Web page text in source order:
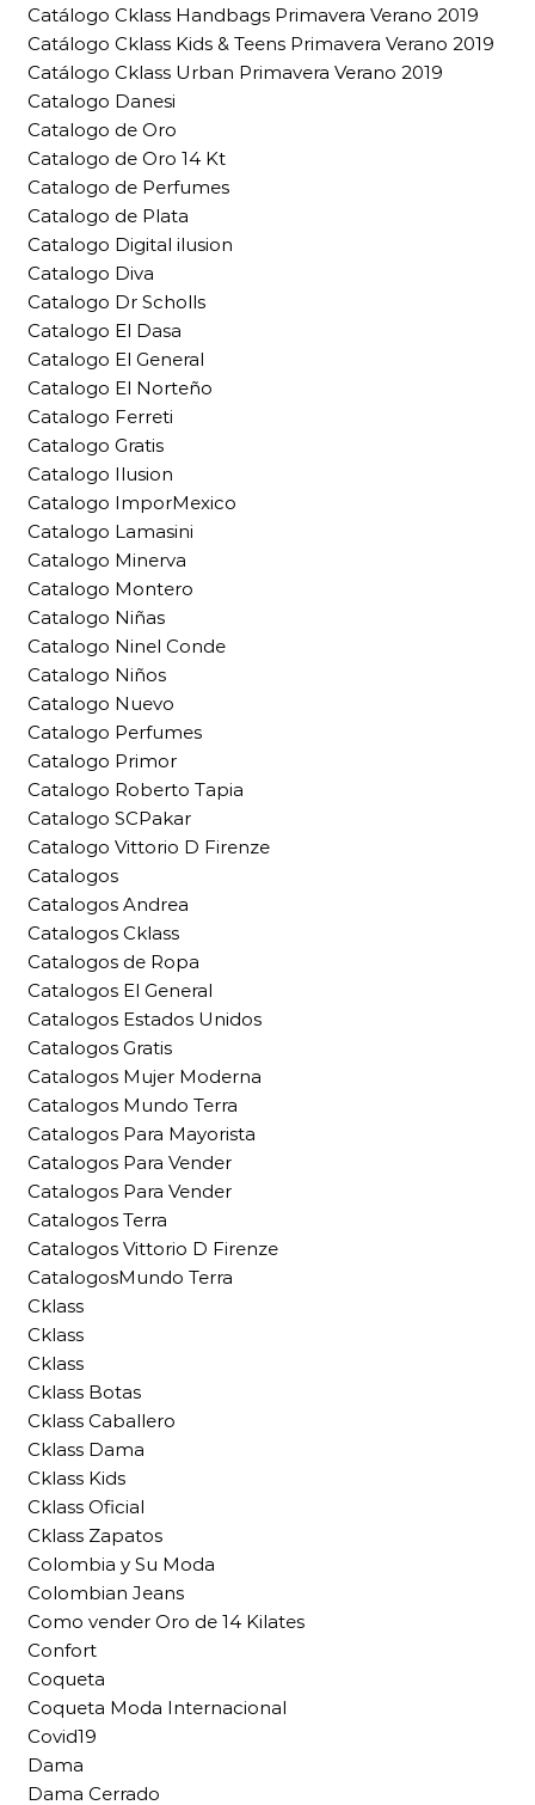
Catálogo Cklass Handbags Primavera Verano 2019
Catálogo Cklass Kids & Teens Primavera Verano 2019
Catálogo Cklass Urban Primavera Verano 2019
Catalogo Danesi
Catalogo de Oro
Catalogo de Oro 14 Kt
Catalogo de Perfumes
Catalogo de Plata
Catalogo Digital ilusion
Catalogo Diva
Catalogo Dr Scholls
Catalogo El Dasa
Catalogo El General
Catalogo El Norteño
Catalogo Ferreti
Catalogo Gratis
Catalogo Ilusion
Catalogo ImporMexico
Catalogo Lamasini
Catalogo Minerva
Catalogo Montero
Catalogo Niñas
Catalogo Ninel Conde
Catalogo Niños
Catalogo Nuevo
Catalogo Perfumes
Catalogo Primor
Catalogo Roberto Tapia
Catalogo SCPakar
Catalogo Vittorio D Firenze
Catalogos
Catalogos Andrea
Catalogos Cklass
Catalogos de Ropa
Catalogos El General
Catalogos Estados Unidos
Catalogos Gratis
Catalogos Mujer Moderna
Catalogos Mundo Terra
Catalogos Para Mayorista
Catalogos Para Vender
Catalogos Para Vender
Catalogos Terra
Catalogos Vittorio D Firenze
CatalogosMundo Terra
Cklass
Cklass
Cklass
Cklass Botas
Cklass Caballero
Cklass Dama
Cklass Kids
Cklass Oficial
Cklass Zapatos
Colombia y Su Moda
Colombian Jeans
Como vender Oro de 14 Kilates
Confort
Coqueta
Coqueta Moda Internacional
Covid19
Dama
Dama Cerrado